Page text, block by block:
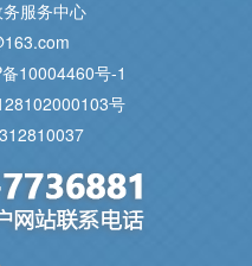
服务中心
10004460号-1
号